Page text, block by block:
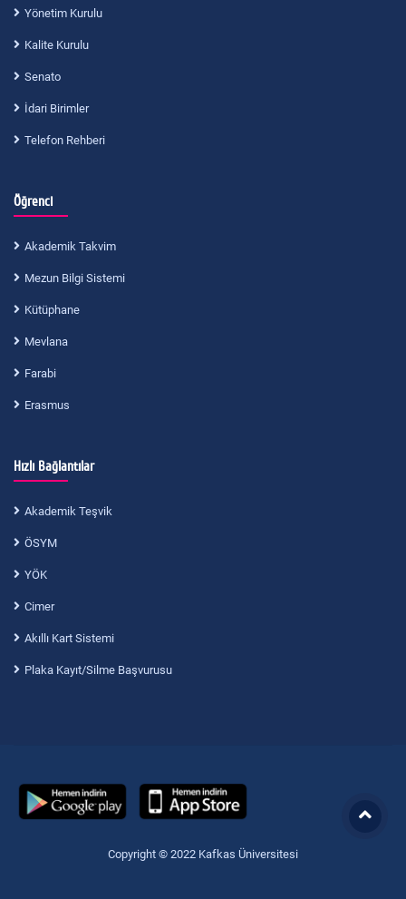
Yönetim Kurulu
Kalite Kurulu
Senato
İdari Birimler
Telefon Rehberi
Öğrenci
Akademik Takvim
Mezun Bilgi Sistemi
Kütüphane
Mevlana
Farabi
Erasmus
Hızlı Bağlantılar
Akademik Teşvik
ÖSYM
YÖK
Cimer
Akıllı Kart Sistemi
Plaka Kayıt/Silme Başvurusu
Copyright © 2022 Kafkas Üniversitesi